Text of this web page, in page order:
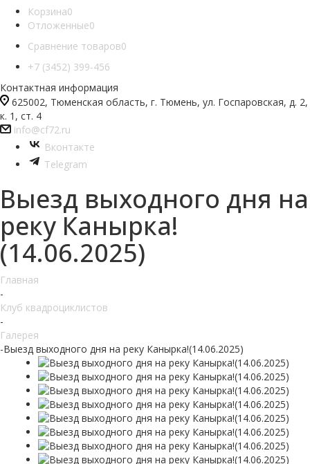
Корзина0
Отложенные0
Сравнение товаров0
+7 (3452) 399-456
Контактная информация
625002, Тюменская область, г. Тюмень, ул. Госпаровская, д. 2,
к. 1, ст. 4
info@cf72.ru
Вконтакте
Telegram
Выезд выходного дня на
реку Канырка!
(14.06.2025)
Главная
-
Клуб квадроциклистов
-
Галерея
-Выезд выходного дня на реку Канырка!(14.06.2025)